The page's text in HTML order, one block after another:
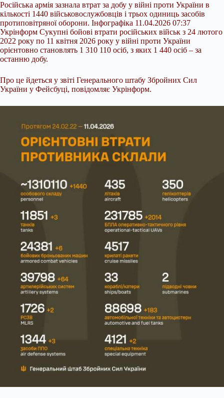
Російська армія зазнала втрат за добу у війні проти України в
кількості 1440 військовослужбовців і трьох одиниць засобів
протиповітряної оборони. Інфографіка 11.04.2026 07:37
Укрінформ Сукупні бойові втрати російських військ з 24 лютого
2022 року по 11 квітня 2026 року у війні проти України
орієнтовно становлять 1 310 110 осіб, з яких 1 440 осіб – за
останню добу.
Про це йдеться у звіті Генерального штабу Збройних Сил
України у Фейсбуці, повідомляє Укрінформ.